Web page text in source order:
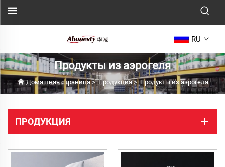
RU
Продукты из аэрогеля
Домашняя страница>Продукция>Продукты из аэрогеля
ПРОДУКЦИЯ